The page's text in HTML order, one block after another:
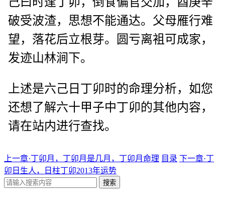
破受波渣，思想不能通达。父母雁行难
望，落花后立根芽。圆亏离袓可成家，
发迹山林涧下。
上述是六己日丁卯时的命理分析，如您
还想了解六十甲子中丁卯的其他内容，
请在站内进行查找。
上一章·丁卯月，丁卯月是几月，丁卯月命理 目录 下一章·丁
卯日生人，日柱丁卯2013年运势
搜索